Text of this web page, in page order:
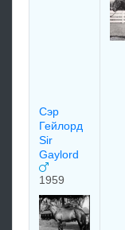
Сэр
Гейлорд
Sir
Gaylord
1959